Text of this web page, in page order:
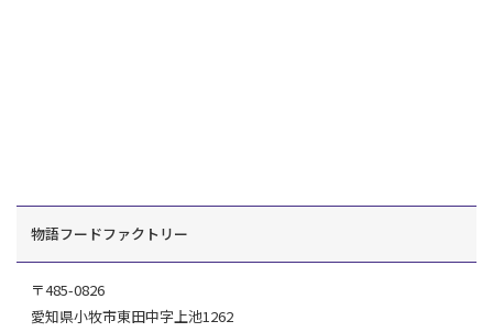
物語フードファクトリー
〒485-0826
愛知県小牧市東田中字上池1262